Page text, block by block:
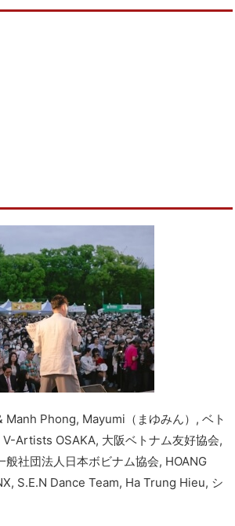
Manh Phong, Mayumi（まゆみん）, ベト
Artists OSAKA, 大阪ベトナム友好協会,
社団法人日本ボビナム協会, HOANG
S.E.N Dance Team, Ha Trung Hieu, シ